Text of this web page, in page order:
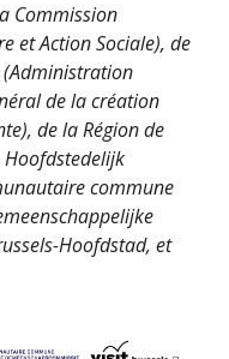
Commission
et Action Sociale), de
de la création
de la Région de
Hoofdstedelijk
commune
Hoofdstad, et